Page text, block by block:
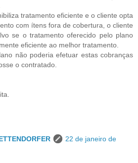
tratamento eficiente e o cliente opta
com ítens fora de cobertura, o cliente
se o tratamento oferecido pelo plano
eficiente ao melhor tratamento.
não poderia efetuar estas cobranças
o contratado.
22 de janeiro de